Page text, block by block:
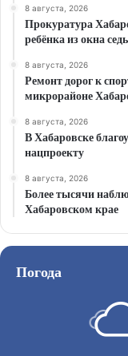
8 августа, 2026
Прокуратура
ребёнка из окна
8 августа, 2026
Ремонт дорог к
микрорайоне
8 августа, 2026
В Хабаровске
нацпроекту
8 августа, 2026
Более тысячи
Хабаровском крае
Погода